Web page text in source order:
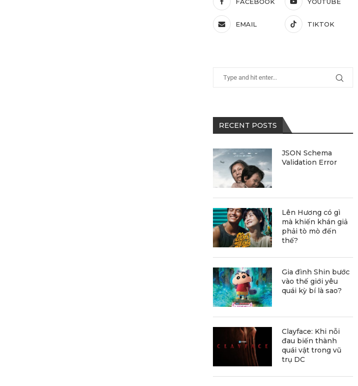
EMAIL TIKTOK
RECENT POSTS
JSON Schema
Validation Error
Lên Hương có gì
mà khiến khán giả
phải tò mò đến
thế?
Gia đình Shin bước
vào thế giới yêu
quái kỳ bí là sao?
Clayface: Khi nỗi
đau biến thành
quái vật trong vũ
trụ DC